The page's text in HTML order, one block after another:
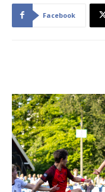
Facebook